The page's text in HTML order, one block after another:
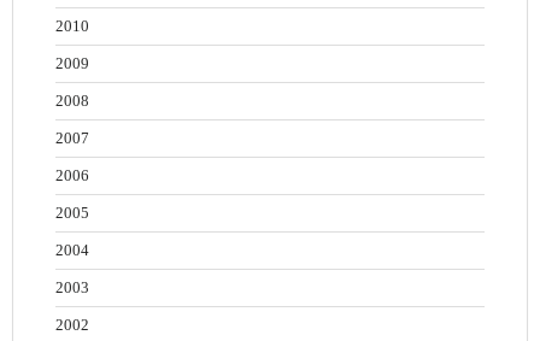
2010
2009
2008
2007
2006
2005
2004
2003
2002